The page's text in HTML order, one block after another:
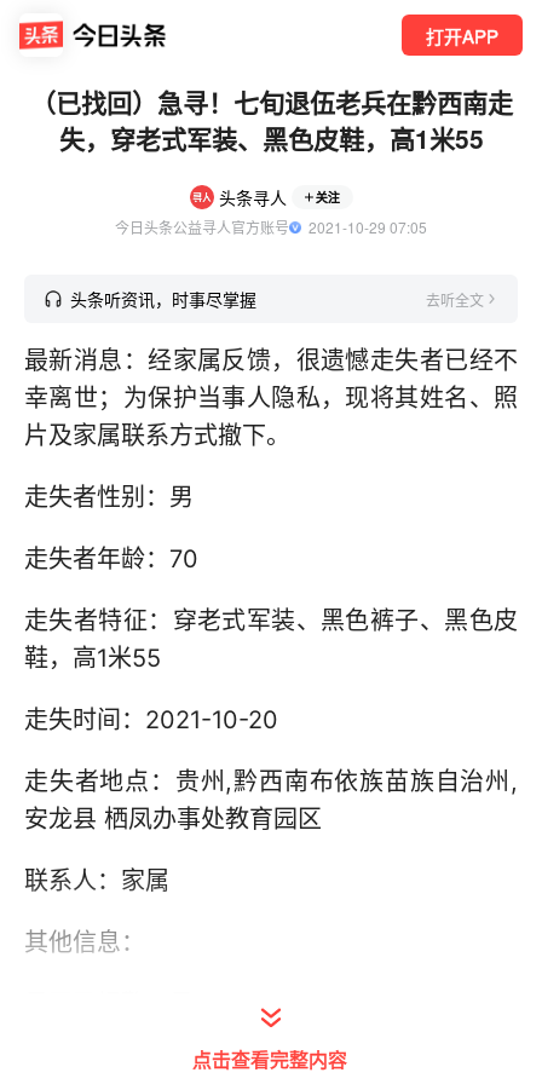
打开APP
（已找回）急寻！七旬退伍老兵在黔西南走
失，穿老式军装、黑色皮鞋，高1米55
头条寻人 关注
今日头条公益寻人官方账号
  2021-10-29 07:05
头条听资讯，时事尽掌握 去听全文
最新消息：经家属反馈，很遗憾走失者已经不
幸离世；为保护当事人隐私，现将其姓名、照
片及家属联系方式撤下。
走失者性别：男
走失者年龄：70
走失者特征：穿老式军装、黑色裤子、黑色皮
鞋，高1米55
走失时间：2021-10-20
走失者地点：贵州,黔西南布依族苗族自治州,
安龙县 栖凤办事处教育园区
联系人：家属
其他信息：
点击查看完整内容